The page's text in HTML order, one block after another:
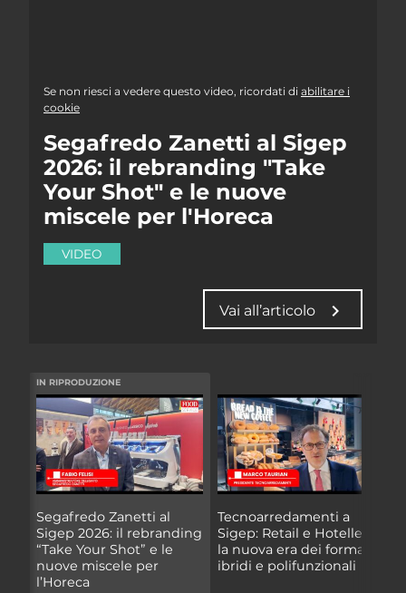
Se non riesci a vedere questo video, ricordati di abilitare i
cookie
Segafredo Zanetti al Sigep
2026: il rebranding "Take
Your Shot" e le nuove
miscele per l'Horeca
VIDEO
Vai all’articolo chevron_right
IN RIPRODUZIONE
Segafredo Zanetti al
Sigep 2026: il rebranding
“Take Your Shot” e le
nuove miscele per
l’Horeca
Tecnoarredamenti a
Sigep: Retail e Hotellerie,
la nuova era dei format
ibridi e polifunzionali